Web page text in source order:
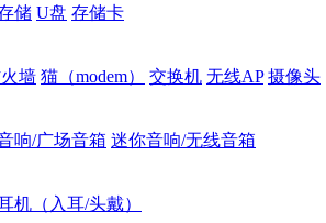
储 U盘 存储卡
墙 猫（modem） 交换机 无线AP 摄像头
响/广场音箱 迷你音响/无线音箱
机（入耳/头戴）